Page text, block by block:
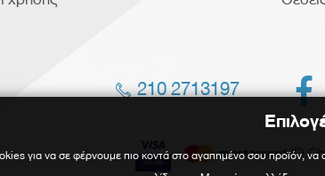
210 2713197 
για να σε φέρνουμε πιο κοντά στο αγαπημένο σου προϊόν,